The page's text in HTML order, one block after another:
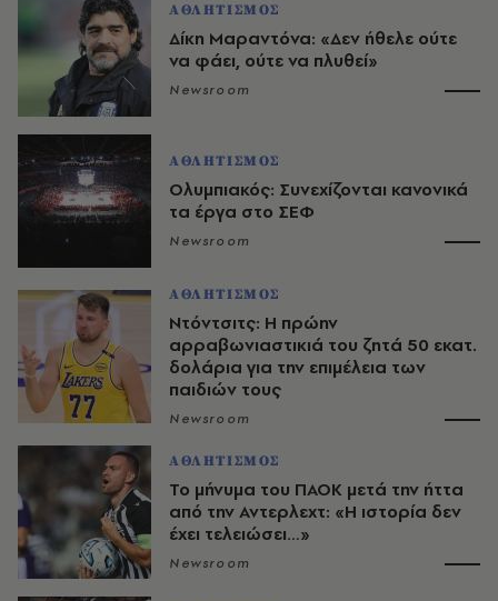
ΑΘΛΗΤΙΣΜΟΣ
Δίκη Μαραντόνα: «Δεν ήθελε ούτε
να φάει, ούτε να πλυθεί»
Newsroom
ΑΘΛΗΤΙΣΜΟΣ
Ολυμπιακός: Συνεχίζονται κανονικά
τα έργα στο ΣΕΦ
Newsroom
ΑΘΛΗΤΙΣΜΟΣ
Ντόντσιτς: Η πρώην
αρραβωνιαστικιά του ζητά 50 εκατ.
δολάρια για την επιμέλεια των
παιδιών τους
Newsroom
ΑΘΛΗΤΙΣΜΟΣ
Το μήνυμα του ΠΑΟΚ μετά την ήττα
από την Αντερλεχτ: «Η ιστορία δεν
έχει τελειώσει…»
Newsroom